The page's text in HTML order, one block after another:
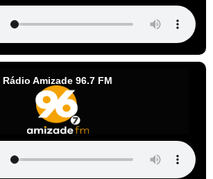
Rádio Amizade 96.7 FM